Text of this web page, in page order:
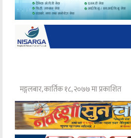
मङ्गलबार, कार्तिक १८, २०७७ मा प्रकाशित